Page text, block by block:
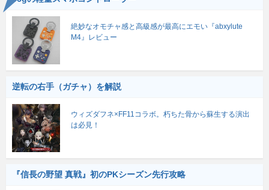
絶妙なオモチャ感と高級感が最高にエモい『abxylute
M4』レビュー
逆転の右手（ガチャ）を解説
ウィズダフネ×FF11コラボ。朽ちた骨から蘇生する演出
は必見！
『信長の野望 真戦』初のPKシーズン先行攻略